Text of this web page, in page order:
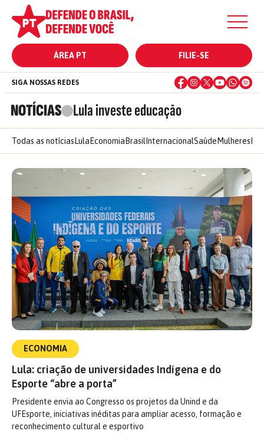
ÁREA PT FILIE-SE
NOTÍCIAS Lula investe educação
SIGA NOSSAS REDES
Todas as notícias Lula Economia Brasil InternacionalSaúde Mulheres
ECONOMIA
Lula: criação de universidades Indígena e do
Esporte “abre a porta”
Presidente envia ao Congresso os projetos da Unind e da
UFEsporte, iniciativas inéditas para ampliar acesso, formação e
reconhecimento cultural e esportivo